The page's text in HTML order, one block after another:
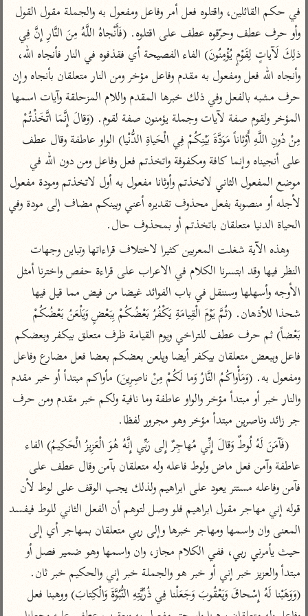
جمع الأقوال
تفسير ابن الجوزي
تفسير الماوردي
منتقاة
تفسير ابن القيم
تفسير ابن تيمية
عامّة
تفسير السمعاني
تفسير مكّي
محاسن التأويل
للقاسمي
تفسير الثعالبي
تفسير السمرقندي
تفسير الثعلبي
تفسير الرازي
أخرى
أضواء البيان
نظم الدرر للبقاعي
لغة وبلاغة
التحرير والتنوير
المحرر الوجيز لابن
عطية
البحر المحيط لأبي
حيان
البسيط للواحدي
تفسير أبي السعود
الكشاف للزمخشري
تفسير ابن عثيمين
مركَّزة العبارة
تفسير الجلالين
جامع البيان للإيجي
تفسير البيضاوي
تفسير النسفي
الوجيز للواحدي
تفسير ابن أبي زمنين
آثار
موسوعة التفسير
المأثور
الدر المنثور
تفسير ابن أبي حاتم
تفسير مقاتل
تفسير قتادة
اشترك لتصلك أخبار مشاريعنا
اشترك
راسلنا •تليجرام •تويتر
كنوز • تعليمات• عن الباحث القرآني
الحياة الدنيا متعلقان باتخذتم أو بمحذوف حال.
جر زائد وناصرين مبتدأ مؤخر وهو مجرور لفظا.
حيث يأمرني ربي، ففي الكلام مجاز، وان واسمها وهو ضمير فصل أو